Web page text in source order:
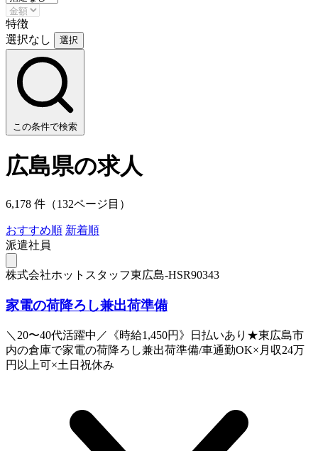
特徴
選択なし
選択
この条件で検索
広島県の求人
6,178 件（132ページ目）
おすすめ順 新着順
派遣社員
株式会社ホットスタッフ東広島-HSR90343
家電の荷降ろし兼出荷準備
＼20〜40代活躍中／《時給1,450円》日払いあり★東広島市
内の倉庫で家電の荷降ろし兼出荷準備/車通勤OK×月収24万
円以上可×土日祝休み